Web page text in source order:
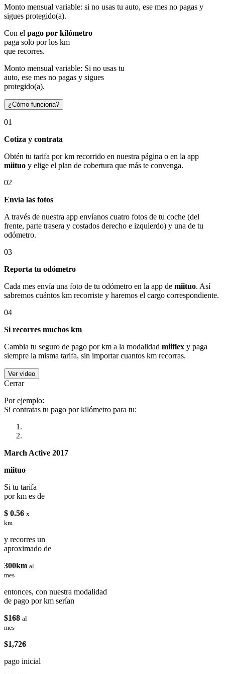
Monto mensual variable: si no usas tu auto, ese mes no pagas y
sigues protegido(a).
Con el pago por kilómetro
paga solo por los km
que recorres.
Monto mensual variable: Si no usas tu
auto, ese mes no pagas y sigues
protegido(a).
¿Cómo funciona?
01
Cotiza y contrata
Obtén tu tarifa por km recorrido en nuestra página o en la app
miituo y elige el plan de cobertura que más te convenga.
02
Envía las fotos
A través de nuestra app envíanos cuatro fotos de tu coche (del
frente, parte trasera y costados derecho e izquierdo) y una de tu
odómetro.
03
Reporta tu odómetro
Cada mes envía una foto de tu odómetro en la app de miituo. Así
sabremos cuántos km recorriste y haremos el cargo correspondiente.
04
Si recorres muchos km
Cambia tu seguro de pago por km a la modalidad miiflex y paga
siempre la misma tarifa, sin importar cuantos km recorras.
Ver video
Cerrar
Por ejemplo:
Si contratas tu pago por kilómetro para tu:
March Active 2017
miituo
Si tu tarifa
por km es de
$ 0.56 x
km
y recorres un
aproximado de
300km al
mes
entonces, con nuestra modalidad
de pago por km serían
$168 al
mes
$1,726
pago inicial